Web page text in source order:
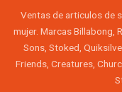
Ventas de articulos de
mujer. Marcas Billabong,
Sons, Stoked,
Friends, Creatures,